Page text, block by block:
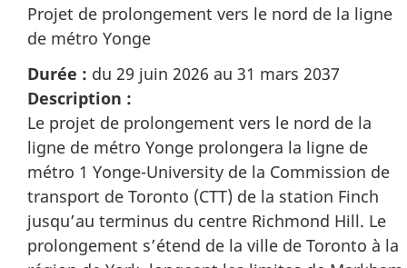
Projet de prolongement vers le nord de la ligne
de métro Yonge
Durée : du 29 juin 2026 au 31 mars 2037
Description :
Le projet de prolongement vers le nord de la
ligne de métro Yonge prolongera la ligne de
métro 1 Yonge-University de la Commission de
transport de Toronto (CTT) de la station Finch
jusqu’au terminus du centre Richmond Hill. Le
prolongement s’étend de la ville de Toronto à la